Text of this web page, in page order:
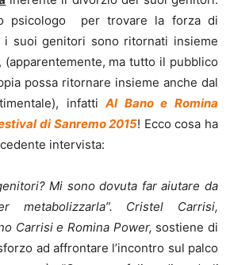
psicologo per trovare la forza di
i suoi genitori sono ritornati insieme
ma tutto il pubblico
possa ritornare insieme anche dal
infattiAl Bano e Romina
di Sanremo 2015! Ecco cosa ha
intervista:
Mi sono dovuta far aiutare da
metabolizzarla”. Cristel Carrisi,
Carrisi e Romina Power, sostiene di
ad affrontare l’incontro sul palco